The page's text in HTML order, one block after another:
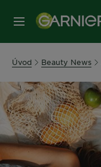
Úvod Beauty News